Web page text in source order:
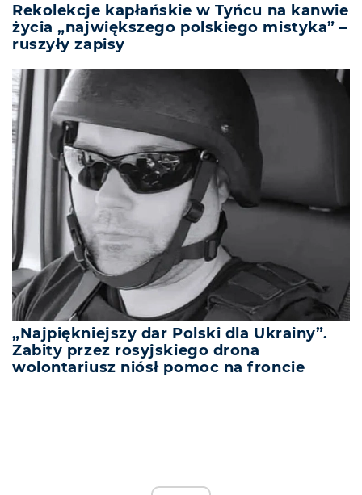
Rekolekcje kapłańskie w Tyńcu na kanwie
życia „największego polskiego mistyka” –
ruszyły zapisy
„Najpiękniejszy dar Polski dla Ukrainy”.
Zabity przez rosyjskiego drona
wolontariusz niósł pomoc na froncie